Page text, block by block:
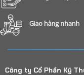
Giao hàng nhanh
Công ty Cổ Phần Kỹ